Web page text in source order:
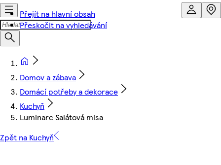
Přejít na hlavní obsah
Přeskočit na vyhledávání
Domov a zábava
Domácí potřeby a dekorace
Kuchyň
Luminarc Salátová misa
Zpět na Kuchyň